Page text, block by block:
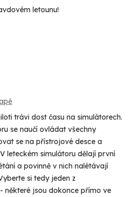
letounu!
trávi dost času na simulátorech.
se naučí ovládat všechny
se na přístrojové desce a
leteckém simulátoru dělají první
a povinně v nich nalétávají
si tedy jeden z
některé jsou dokonce přímo ve